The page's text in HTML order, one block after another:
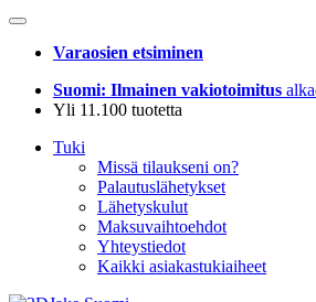
Varaosien etsiminen
Suomi: Ilmainen vakiotoimitus
Yli 11.100 tuotetta
Tuki
Missä tilaukseni on?
Palautuslähetykset
Lähetyskulut
Maksuvaihtoehdot
Yhteystiedot
Kaikki asiakastukiaiheet